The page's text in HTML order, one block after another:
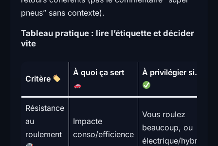
pneus” sans contexte).
Tableau pratique : lire l’étiquette et décider
vite
Critère
À quoi ça sert À privilégier si…
Résistance
au
roulement
Impacte
conso/efficience
Vous roulez
beaucoup, ou
électrique/hybride